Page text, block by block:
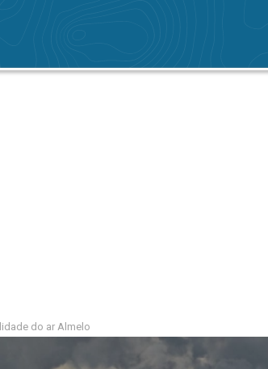
do ar Almelo